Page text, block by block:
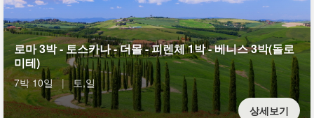
로마 3박 - 토스카나 - 더몰 - 피렌체 1박 - 베니스 3박(돌로
미테)
7박 10일 |
토,일
상세보기